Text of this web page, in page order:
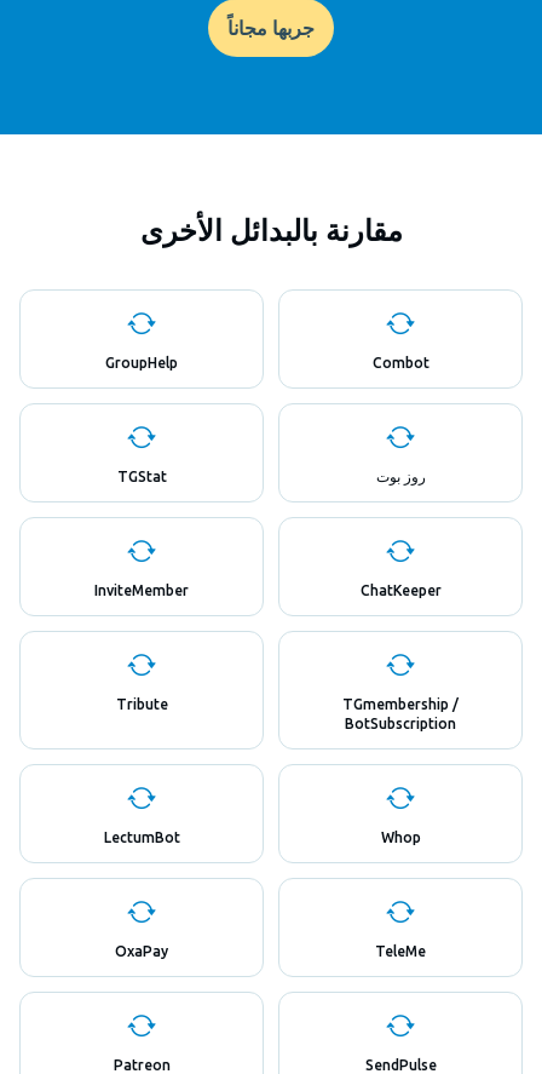
جربها مجاناً
مقارنة بالبدائل الأخرى
Combot
GroupHelp
روز بوت TGStat
ChatKeeper
InviteMember
TGmembership /
BotSubscription
Tribute
Whop
LectumBot
TeleMe
OxaPay
SendPulse
Patreon